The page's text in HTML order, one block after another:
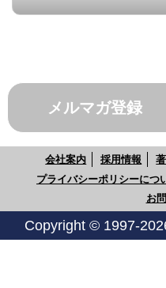
メルマガ登録
会社案内 採用情報
プライバシーポリシーにつ
お
Copyright © 1997-